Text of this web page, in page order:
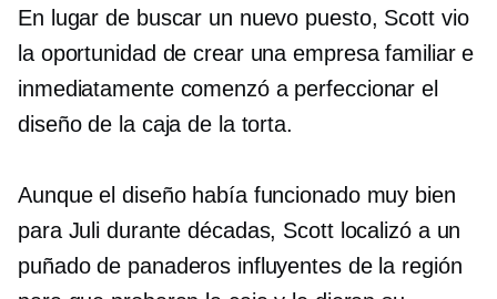
En lugar de buscar un nuevo puesto, Scott vio
la oportunidad de crear una empresa familiar e
inmediatamente comenzó a perfeccionar el
diseño de la caja de la torta.
Aunque el diseño había funcionado muy bien
para Juli durante décadas, Scott localizó a un
puñado de panaderos influyentes de la región